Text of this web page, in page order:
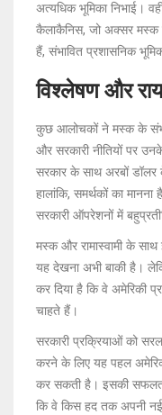
अत्यधिक भूमिका निभाई।
कैलाकैनिस, जो अक्सर
हैं, संभावित प्रशासनिक
विश्लेषण और राय
कुछ आलोचकों ने मस्क के
और सरकारी नीतियों पर
सरकार के साथ अरबों डॉलर
हालांकि, समर्थकों का
सरकारी ऑपरेशनों में
मस्क और रामास्वामी के
यह देखना अभी बाकी है।
कर दिया है कि वे अमेरिकी
चाहते हैं।
सरकारी प्रक्रियाओं को
करने के लिए यह पहल
कर सकती है। इसकी सफलता
कि वे किस हद तक अपनी नई